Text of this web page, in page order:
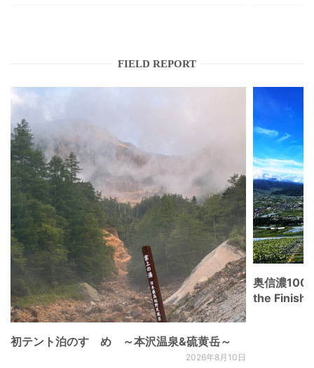
FIELD REPORT
初テント泊のすゝめ ～本沢温泉&硫黄岳～
2026年8月10日
奥信濃100
the Finish